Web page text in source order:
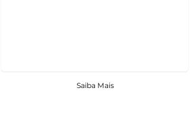
Saiba Mais